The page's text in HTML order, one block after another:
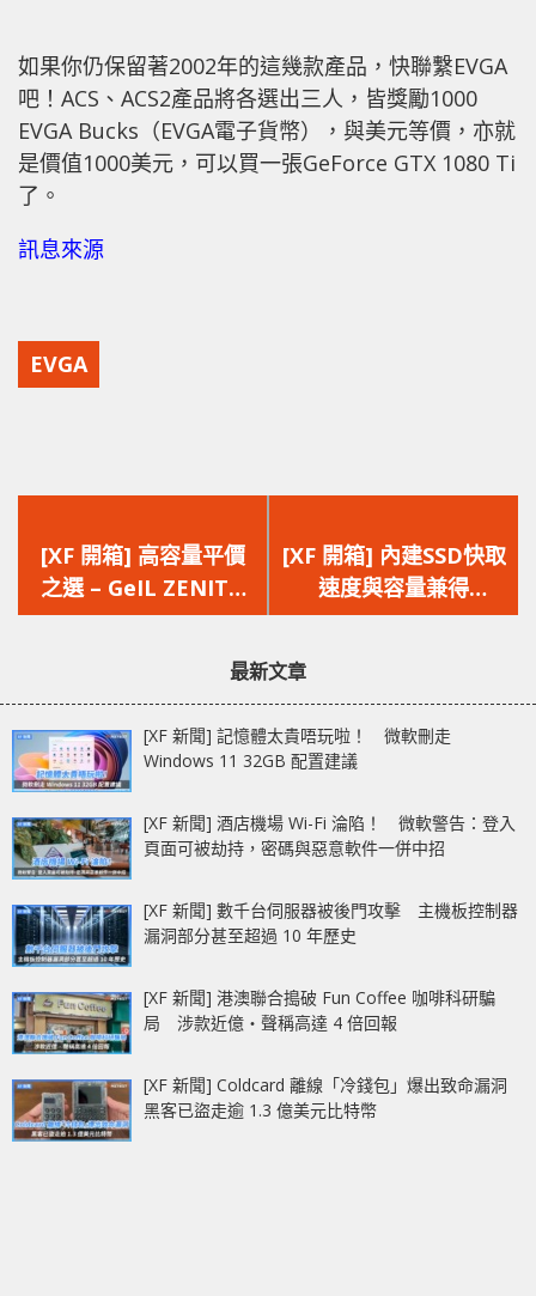
如果你仍保留著2002年的這幾款產品，快聯繫EVGA
吧！ACS、ACS2產品將各選出三人，皆獎勵1000
EVGA Bucks（EVGA電子貨幣），與美元等價，亦就
是價值1000美元，可以買一張GeForce GTX 1080 Ti
了。
訊息來源
EVGA
一
篇
文
[XF 開箱] 高容量平價
之選 – GeIL ZENITH
R3 SSD
一
篇
文
[XF 開箱] 內建SSD快取
速度與容量兼得
Seagate FireCuda
最新文章
[XF 新聞] 記憶體太貴唔玩啦！ 微軟刪走
Windows 11 32GB 配置建議
[XF 新聞] 酒店機場 Wi-Fi 淪陷！ 微軟警告：登入
頁面可被劫持，密碼與惡意軟件一併中招
[XF 新聞] 數千台伺服器被後門攻擊 主機板控制器
漏洞部分甚至超過 10 年歷史
[XF 新聞] 港澳聯合搗破 Fun Coffee 咖啡科研騙
局 涉款近億‧聲稱高達 4 倍回報
[XF 新聞] Coldcard 離線「冷錢包」爆出致命漏洞
黑客已盜走逾 1.3 億美元比特幣